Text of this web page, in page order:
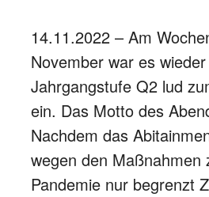
14.11.2022 – Am
November war es
Jahrgangstufe Q2 lud
ein. Das Motto des
Nachdem das
wegen den
Pandemie nur begrenzt